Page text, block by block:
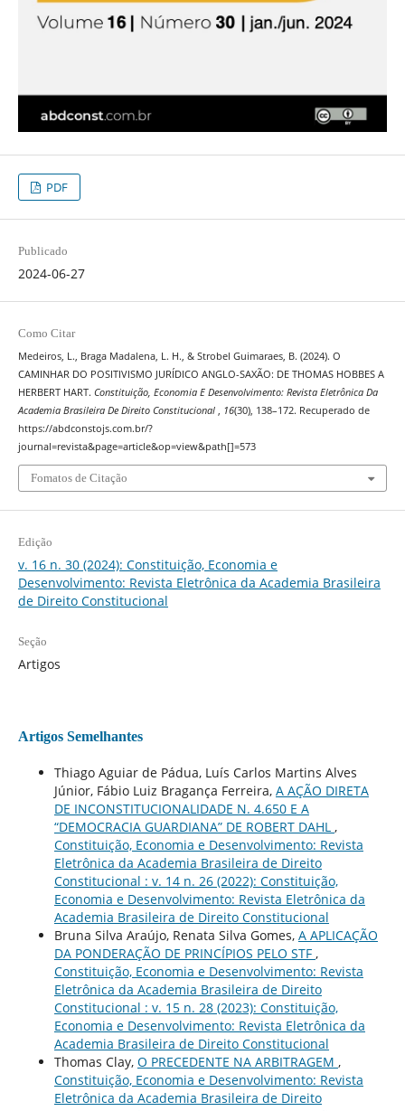
PDF
Publicado
2024-06-27
Como Citar
Medeiros, L., Braga Madalena, L. H., & Strobel Guimaraes, B. (2024). O
CAMINHAR DO POSITIVISMO JURÍDICO ANGLO-SAXÃO: DE THOMAS HOBBES A
HERBERT HART. Constituição, Economia E Desenvolvimento: Revista Eletrônica Da
Academia Brasileira De Direito Constitucional , 16(30), 138–172. Recuperado de
https://abdconstojs.com.br/?
journal=revista&page=article&op=view&path[]=573
Fomatos de Citação
Edição
v. 16 n. 30 (2024): Constituição, Economia e
Desenvolvimento: Revista Eletrônica da Academia Brasileira
de Direito Constitucional
Seção
Artigos
Artigos Semelhantes
Thiago Aguiar de Pádua, Luís Carlos Martins Alves
Júnior, Fábio Luiz Bragança Ferreira, A AÇÃO DIRETA
DE INCONSTITUCIONALIDADE N. 4.650 E A
“DEMOCRACIA GUARDIANA” DE ROBERT DAHL ,
Constituição, Economia e Desenvolvimento: Revista
Eletrônica da Academia Brasileira de Direito
Constitucional : v. 14 n. 26 (2022): Constituição,
Economia e Desenvolvimento: Revista Eletrônica da
Academia Brasileira de Direito Constitucional
Bruna Silva Araújo, Renata Silva Gomes, A APLICAÇÃO
DA PONDERAÇÃO DE PRINCÍPIOS PELO STF ,
Constituição, Economia e Desenvolvimento: Revista
Eletrônica da Academia Brasileira de Direito
Constitucional : v. 15 n. 28 (2023): Constituição,
Economia e Desenvolvimento: Revista Eletrônica da
Academia Brasileira de Direito Constitucional
Thomas Clay, O PRECEDENTE NA ARBITRAGEM ,
Constituição, Economia e Desenvolvimento: Revista
Eletrônica da Academia Brasileira de Direito